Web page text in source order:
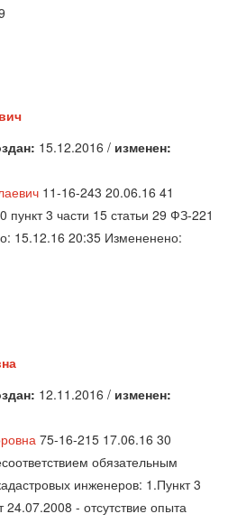
15.12.2016 / изменен:
11-16-243 20.06.16 41
3 части 15 статьи 29 ФЗ-221
15.12.16 20:35 Измененено:
12.11.2016 / изменен:
75-16-215 17.06.16 30
обязательным
инженеров: 1.Пункт 3
- отсутствие опыта